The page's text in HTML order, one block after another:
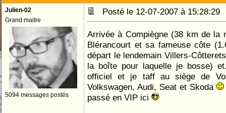
Julien-02
Grand maitre
5094 messages postés
Posté le 12-07-2007 à
Arrivée à Compiègne (38 km de la
Blérancourt et sa fameuse côte
départ le lendemain Villers-
la boîte pour laquelle je bosse)
officiel et je taff au siège de
Volkswagen, Audi, Seat et Skoda
passé en VIP ici